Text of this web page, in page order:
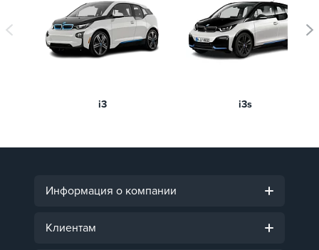
i3 i3s
Информация о компании
Клиентам